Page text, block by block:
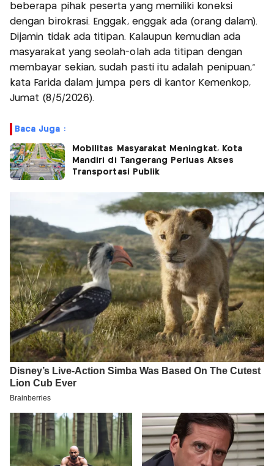
beberapa pihak peserta yang memiliki koneksi
dengan birokrasi. Enggak, enggak ada (orang dalam).
Dijamin tidak ada titipan. Kalaupun kemudian ada
masyarakat yang seolah-olah ada titipan dengan
membayar sekian, sudah pasti itu adalah penipuan,"
kata Farida dalam jumpa pers di kantor Kemenkop,
Jumat (8/5/2026).
Baca Juga :
Mobilitas Masyarakat Meningkat, Kota
Mandiri di Tangerang Perluas Akses
Transportasi Publik